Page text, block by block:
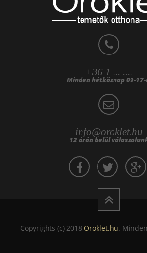
+36 1 ... ....
Minden hétköznap 09-17-
info@oroklet.hu
12 órán belül
Copyrights (c) 2018 Oroklet.hu.